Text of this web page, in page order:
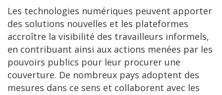
Les technologies numériques peuvent apporter
des solutions nouvelles et les plateformes
accroître la visibilité des travailleurs informels,
en contribuant ainsi aux actions menées par les
pouvoirs publics pour leur procurer une
couverture. De nombreux pays adoptent des
mesures dans ce sens et collaborent avec les